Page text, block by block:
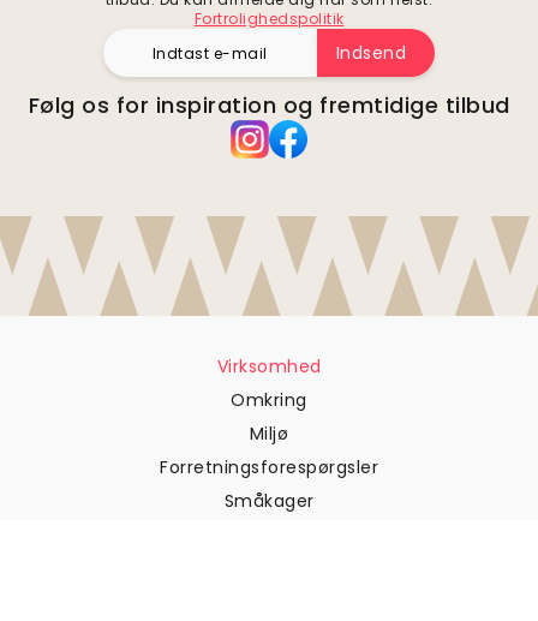
Fortrolighedspolitik
Indsend
Følg os for inspiration og fremtidige tilbud
Virksomhed
Omkring
Miljø
Forretningsforespørgsler
Småkager